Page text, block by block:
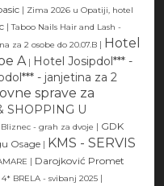
| Zima 2026 u Opatiji, hotel
| Taboo Nails Hair and Lash -
za 2 osobe do 20.07.B | Hotel
A | Hotel Josipdol*** -
- janjetina za 2
sprave za
SHOPPING U
Bliznec - grah za dvoje | GDK
Osage | KMS - SERVIS
| Darojković Promet
BRELA - svibanj 2025 |